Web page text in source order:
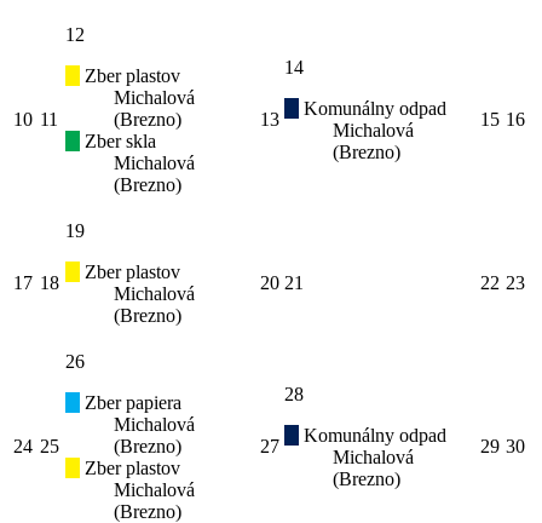
10 11
12
Zber plastov
Michalová
(Brezno)
Zber skla
Michalová
(Brezno)
13
14
Komunálny odpad
Michalová
(Brezno)
15 16
17 18
19
Zber plastov
Michalová
(Brezno)
20 21 22 23
24 25
26
Zber papiera
Michalová
(Brezno)
Zber plastov
Michalová
(Brezno)
27
28
Komunálny odpad
Michalová
(Brezno)
29 30